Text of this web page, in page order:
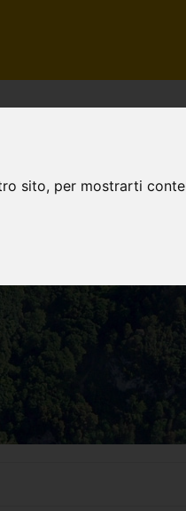
sito, per mostrarti